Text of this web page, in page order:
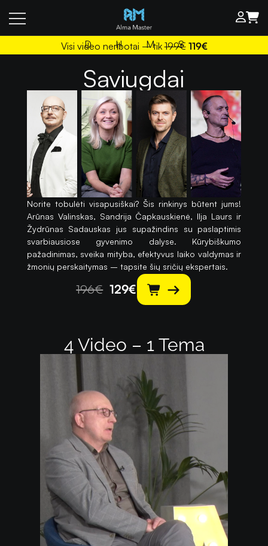
Alma Master
D H M S
Visi video neribotai – tik199€ 119€
Saviugdai
Norite tobulėti visapusiškai? Šis rinkinys būtent jums!
Arūnas Valinskas, Sandrija Čapkauskienė, Ilja Laurs ir
Žydrūnas Sadauskas jus supažindins su paslaptimis
svarbiausiose gyvenimo dalyse. Kūrybiškumo
pažadinimas, sveika mityba, efektyvus laiko valdymas ir
žmonių perskaitymas – tapsite šių sričių ekspertais.
196€ 129€
4 Video – 1 Tema